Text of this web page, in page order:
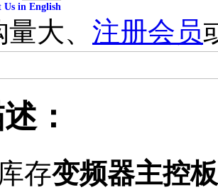
Us in English
大、 注册会员
：
存变频器主控